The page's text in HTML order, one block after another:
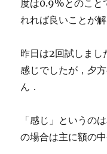
度は0.9%とのこと
れれば良いことが解
昨日は2回試しまし
感じでしたが，夕
ん．
「感じ」というの
の場合は主に額の